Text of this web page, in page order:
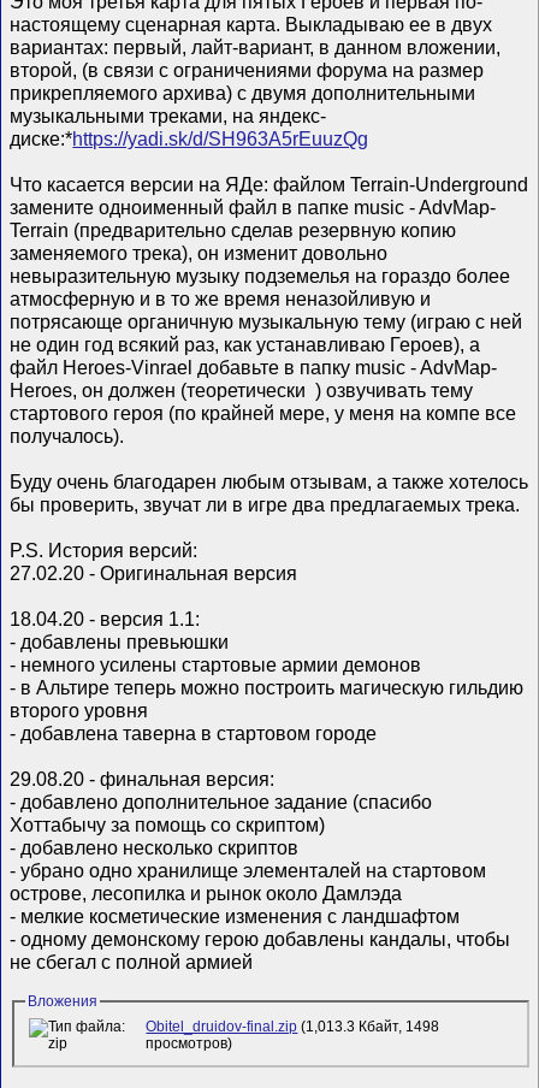
настоящему сценарная карта. Выкладываю ее в двух
вариантах: первый, лайт-вариант, в данном вложении,
второй, (в связи с ограничениями форума на размер
прикрепляемого архива) с двумя дополнительными
музыкальными треками, на яндекс-
диске:*https://yadi.sk/d/SH963A5rEuuzQg
Что касается версии на ЯДе: файлом Terrain-Underground
замените одноименный файл в папке music - AdvMap-
Terrain (предварительно сделав резервную копию
заменяемого трека), он изменит довольно
невыразительную музыку подземелья на гораздо более
атмосферную и в то же время неназойливую и
потрясающе органичную музыкальную тему (играю с ней
не один год всякий раз, как устанавливаю Героев), а
файл Heroes-Vinrael добавьте в папку music - AdvMap-
Heroes, он должен (теоретически ) озвучивать тему
стартового героя (по крайней мере, у меня на компе все
получалось).
Буду очень благодарен любым отзывам, а также хотелось
бы проверить, звучат ли в игре два предлагаемых трека.
P.S. История версий:
27.02.20 - Оригинальная версия
18.04.20 - версия 1.1:
- добавлены превьюшки
- немного усилены стартовые армии демонов
- в Альтире теперь можно построить магическую гильдию
второго уровня
- добавлена таверна в стартовом городе
29.08.20 - финальная версия:
- добавлено дополнительное задание (спасибо
Хоттабычу за помощь со скриптом)
- добавлено несколько скриптов
- убрано одно хранилище элементалей на стартовом
острове, лесопилка и рынок около Дамлэда
- мелкие косметические изменения с ландшафтом
- одному демонскому герою добавлены кандалы, чтобы
не сбегал с полной армией
Вложения
Obitel_druidov-final.zip (1,013.3 Кбайт, 1498
просмотров)